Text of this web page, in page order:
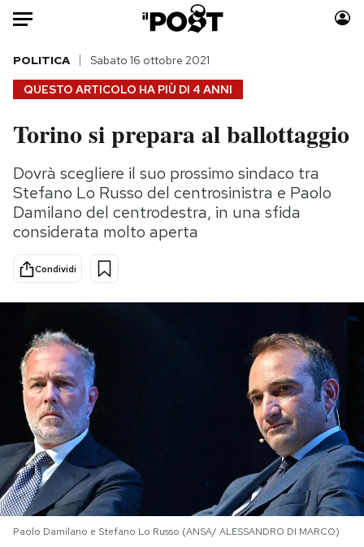
Auto
HOME
Italia
Politica
Tecnologia
Internet
Scienza
Cultura
Economia
Moda
Consumismi
Storie/Idee
Altrecose
PODCAST
NEWSLETTER
I MIEI PREFERITI
QUESTO ARTICOLO HA PIÙ DI 4 ANNI
POLITICA Sabato 16 ottobre 2021
Torino si prepara al ballottaggio
Dovrà scegliere il suo prossimo sindaco tra
Stefano Lo Russo del centrosinistra e Paolo
Damilano del centrodestra, in una sfida
considerata molto aperta
Condividi
Paolo Damilano e Stefano Lo Russo (ANSA/ ALESSANDRO DI MARCO)